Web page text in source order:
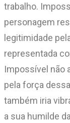
trabalho.
personagem
legitimidade
representada
Impossível não
pela força
também iria
a sua humilde